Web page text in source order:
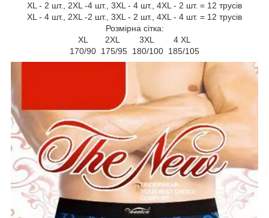
XL - 2 шт., 2XL -4 шт., 3XL - 4 шт., 4XL - 2 шт. = 12 трусів
XL - 4 шт., 2XL -2 шт., 3XL - 2 шт., 4XL - 4 шт. = 12 трусів
Розмірна сітка:
XL 2XL 3XL 4 XL
170/90 175/95 180/100 185/105